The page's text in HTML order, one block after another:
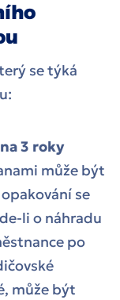
se týká
3 roky
může být
opakování se
li o náhradu
po
může být